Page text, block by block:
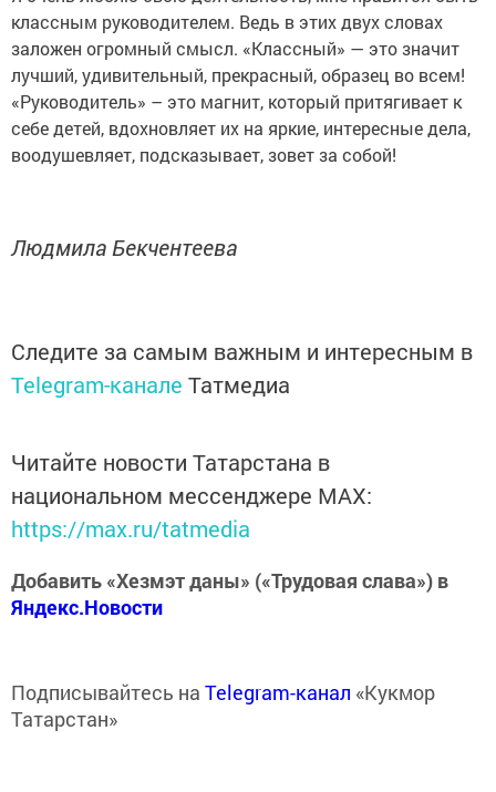
классным руководителем. Ведь в этих двух словах
заложен огромный смысл. «Классный» — это значит
лучший, удивительный, прекрасный, образец во всем!
«Руководитель» – это магнит, который притягивает к
себе детей, вдохновляет их на яркие, интересные дела,
воодушевляет, подсказывает, зовет за собой!
Людмила Бекчентеева
Следите за самым важным и интересным в
Telegram-канале Татмедиа
Читайте новости Татарстана в
национальном мессенджере MАХ:
https://max.ru/tatmedia
Добавить «Хезмэт даны» («Трудовая слава») в
Яндекс.Новости
Подписывайтесь на Telegram-канал «Кукмор
Татарстан»